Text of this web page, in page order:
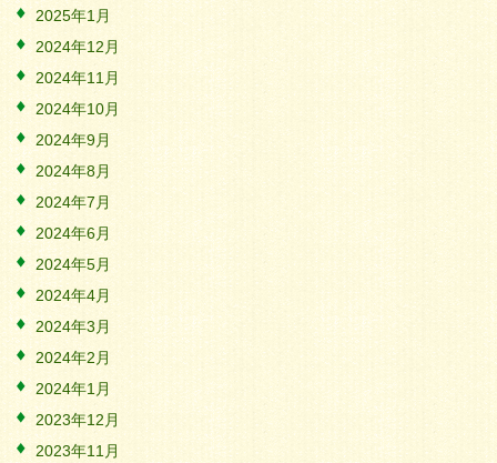
2025年1月
2024年12月
2024年11月
2024年10月
2024年9月
2024年8月
2024年7月
2024年6月
2024年5月
2024年4月
2024年3月
2024年2月
2024年1月
2023年12月
2023年11月